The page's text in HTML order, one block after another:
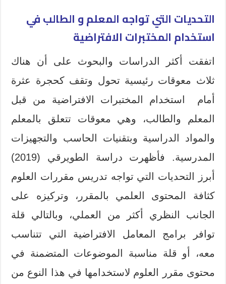
التحديات التي تواجه المعلم و الطالب في
استخدام المختبرات الافتراضية
اتفقت أكثر الدراسات والبحوث على أن هناك
ثلاث معوقات رئيسية تحول وتقف كحجرة عثرة
أمام استخدام المختبرات الافتراضية من قبل
المعلم والطالب، وهي معوقات تتعلق بالمعلم
والمواد الدراسية وبتقنيات الحاسب والتجهيزات
المدرسية. فأظهرت دراسة الطويرقي (2019)
أبرز التحديات التي تواجه تدريس مقررات العلوم
كثافة المحتوى العلمي بالمقرر، وتركيزه على
الجانب النظري أكثر من العملي، وبالتالي قلة
توافر برامج المعامل الافتراضية التي تتناسب
معه، أو قلة مناسبة الموضوعات المتضمنة في
محتوى مقرر العلوم لاستخدامها في هذا النوع من